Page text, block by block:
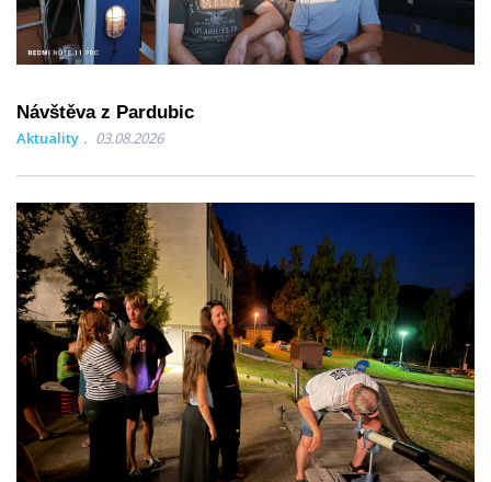
Návštěva z Pardubic
Aktuality 03.08.2026